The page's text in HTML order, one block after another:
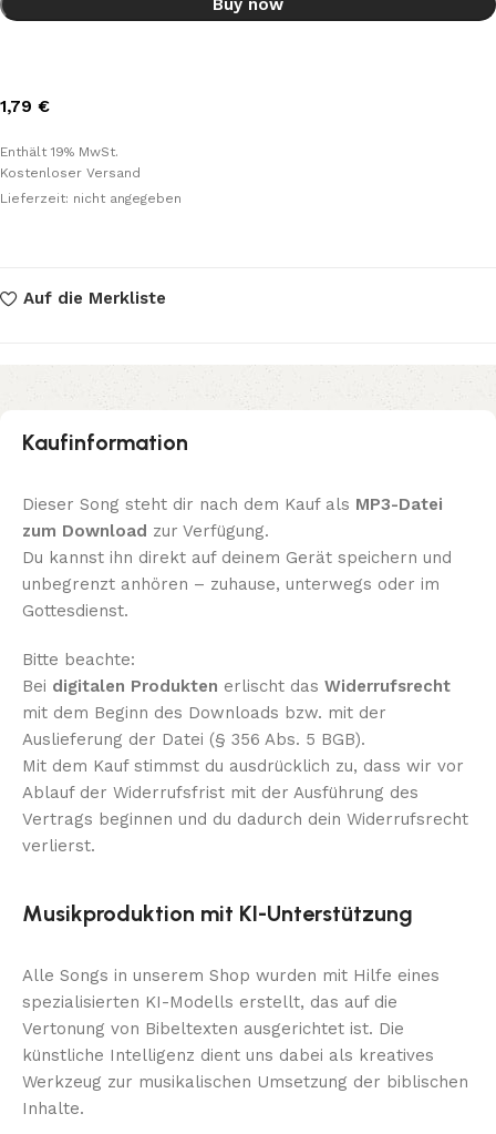
Buy now
1,79 €
Enthält 19% MwSt.
Kostenloser Versand
Lieferzeit: nicht angegeben
Auf die Merkliste
Kaufinformation
Dieser Song steht dir nach dem Kauf als MP3-Datei
zum Download zur Verfügung.
Du kannst ihn direkt auf deinem Gerät speichern und
unbegrenzt anhören – zuhause, unterwegs oder im
Gottesdienst.
Bitte beachte:
Bei digitalen Produkten erlischt das Widerrufsrecht
mit dem Beginn des Downloads bzw. mit der
Auslieferung der Datei (§ 356 Abs. 5 BGB).
Mit dem Kauf stimmst du ausdrücklich zu, dass wir vor
Ablauf der Widerrufsfrist mit der Ausführung des
Vertrags beginnen und du dadurch dein Widerrufsrecht
verlierst.
Musikproduktion mit KI-Unterstützung
Alle Songs in unserem Shop wurden mit Hilfe eines
spezialisierten KI-Modells erstellt, das auf die
Vertonung von Bibeltexten ausgerichtet ist. Die
künstliche Intelligenz dient uns dabei als kreatives
Werkzeug zur musikalischen Umsetzung der biblischen
Inhalte.